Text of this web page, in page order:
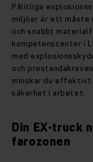
Pålitliga
miljöer är ett
och snabbt
kompetenscenter i
med
och
minskar du effektivt
säkerhet i arbetet.
Din EX-truck
farozonen